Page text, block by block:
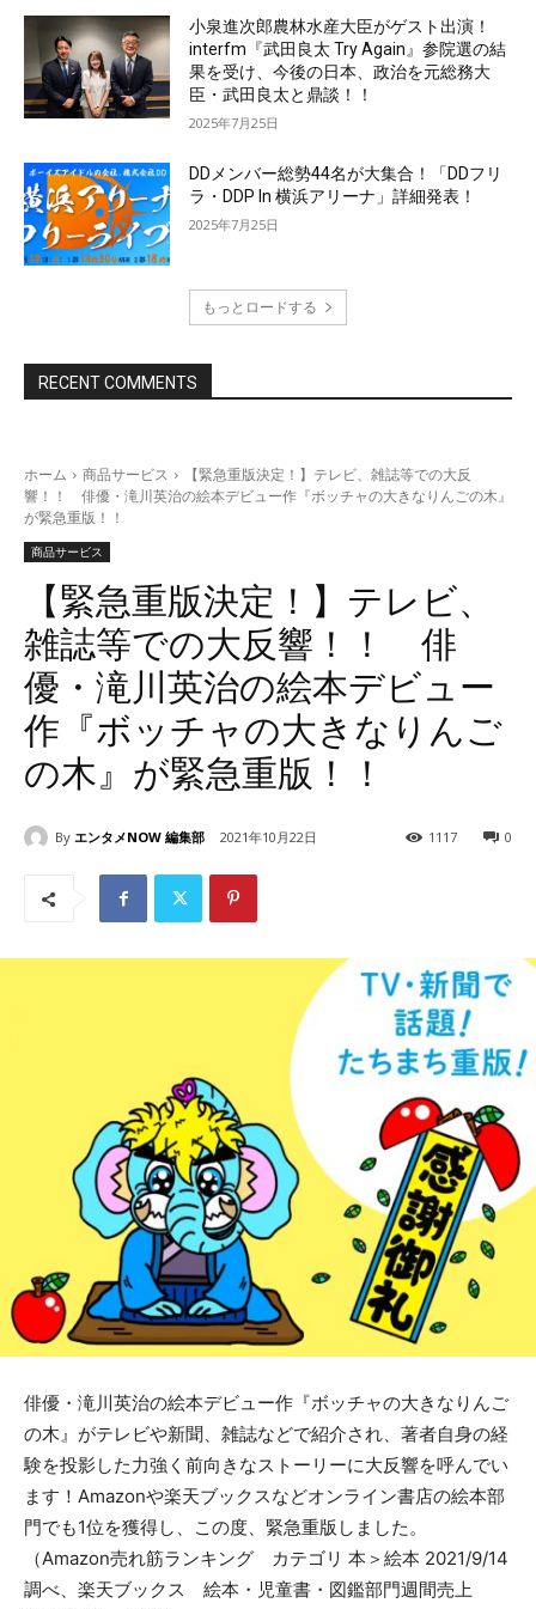
小泉進次郎農林水産大臣がゲスト出演！
interfm『武田良太 Try Again』参院選の結
果を受け、今後の日本、政治を元総務大
臣・武田良太と鼎談！！
2025年7月25日
DDメンバー総勢44名が大集合！「DDフリ
ラ・DDP In 横浜アリーナ」詳細発表！
2025年7月25日
もっとロードする
RECENT COMMENTS